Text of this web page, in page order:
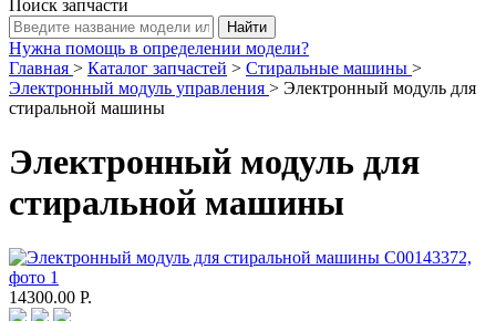
Поиск запчасти
Нужна помощь в определении модели?
Главная > Каталог запчастей > Стиральные машины >
Электронный модуль управления > Электронный модуль для
стиральной машины
Электронный модуль для
стиральной машины
14300.00 Р.